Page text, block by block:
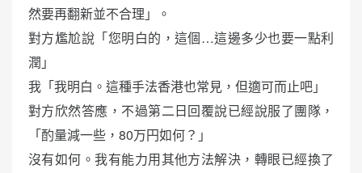
然要再翻新並不合理」。
對方尷尬說「您明白的，這個…這邊多少也要一點利
潤」
我「我明白。這種手法香港也常見，但適可而止吧」
對方欣然答應，不過第二日回覆說已經說服了團隊，
「酌量減一些，80万円如何？」
沒有如何。我有能力用其他方法解決，轉眼已經換了